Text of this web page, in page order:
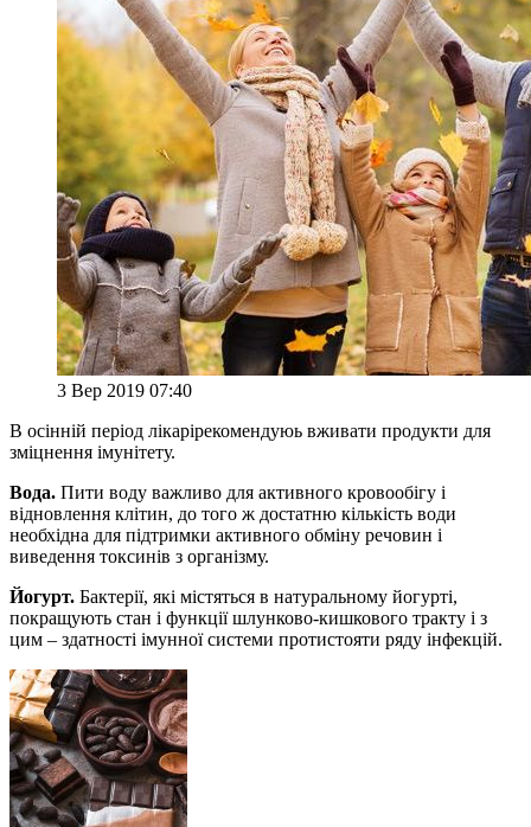
3 Вер 2019 07:40
В осінній період лікарірекомендуюь вживати продукти для
зміцнення імунітету.
Вода. Пити воду важливо для активного кровообігу і
відновлення клітин, до того ж достатню кількість води
необхідна для підтримки активного обміну речовин і
виведення токсинів з організму.
Йогурт. Бактерії, які містяться в натуральному йогурті,
покращують стан і функції шлунково-кишкового тракту і з
цим – здатності імунної системи протистояти ряду інфекцій.